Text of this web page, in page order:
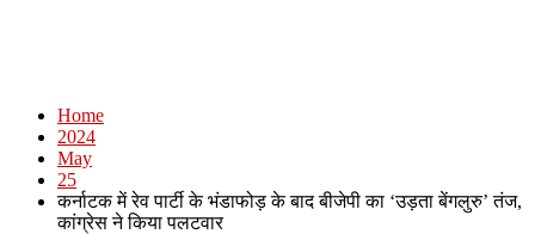
Home
2024
May
25
कर्नाटक में रेव पार्टी के भंडाफोड़ के बाद बीजेपी का ‘उड़ता बेंगलुरु’ तंज,
कांग्रेस ने किया पलटवार